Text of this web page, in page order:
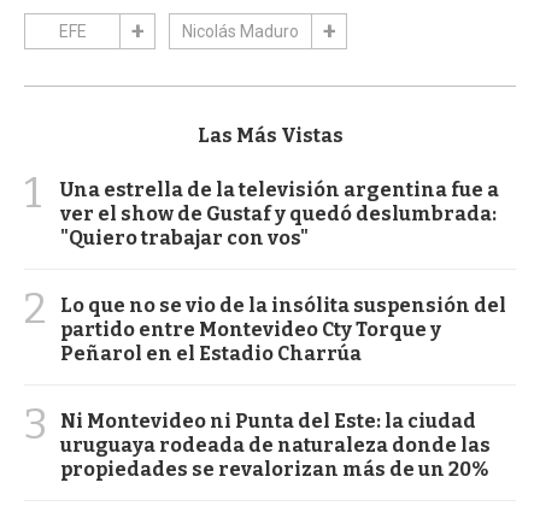
EFE Nicolás Maduro
Las Más Vistas
1
Una estrella de la televisión argentina fue a
ver el show de Gustaf y quedó deslumbrada:
"Quiero trabajar con vos"
2
Lo que no se vio de la insólita suspensión del
partido entre Montevideo Cty Torque y
Peñarol en el Estadio Charrúa
3
Ni Montevideo ni Punta del Este: la ciudad
uruguaya rodeada de naturaleza donde las
propiedades se revalorizan más de un 20%